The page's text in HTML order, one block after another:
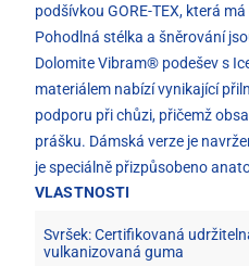
podšívkou GORE-TEX, která
Pohodlná stélka a šněrování
Dolomite Vibram® podešev s
materiálem nabízí vynikající
podporu při chůzi, přičemž
prášku. Dámská verze je
je speciálně přizpůsobeno
VLASTNOSTI
Svršek: Certifikovaná
vulkanizovaná guma